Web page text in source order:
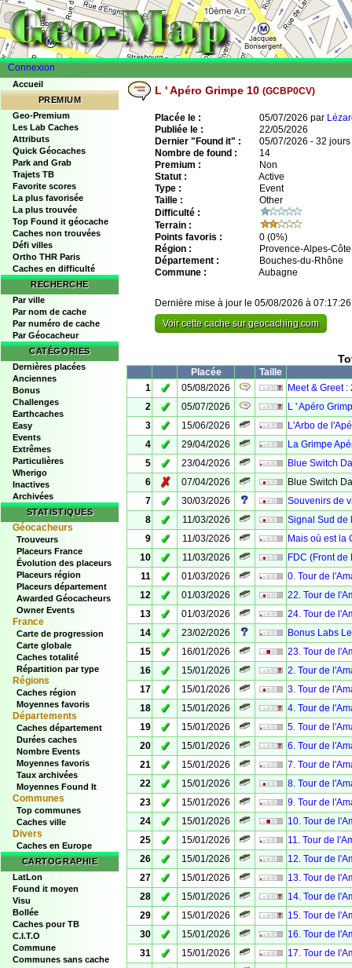
Connexion
Accueil
PREMIUM
Geo-Premium
Les Lab Caches
Attributs
Quick Géocaches
Park and Grab
Trajets TB
Favorite scores
La plus favorisée
La plus trouvée
Top Found it géocache
Caches non trouvées
Défi villes
Ortho THR Paris
Caches en difficulté
RECHERCHE
Par ville
Par nom de cache
Par numéro de cache
Par Géocacheur
CATÉGORIES
Dernières placées
Anciennes
Bonus
Challenges
Earthcaches
Easy
Events
Extrêmes
Particulières
Wherigo
Inactives
Archivées
STATISTIQUES
Géocacheurs
Trouveurs
Placeurs France
Évolution des placeurs
Placeurs région
Placeurs département
Awarded Géocacheurs
Owner Events
France
Carte de progression
Carte globale
Caches totalité
Répartition par type
Régions
Caches région
Moyennes favoris
Départements
Caches département
Durées caches
Nombre Events
Moyennes favoris
Taux archivées
Moyennes Found It
Communes
Top communes
Caches ville
Divers
Caches en Europe
CARTOGRAPHIE
LatLon
Found it moyen
Visu
Bollée
Caches pour TB
C.I.T.O
Commune
Communes sans cache
L ' Apéro Grimpe 10 (GCBP0CV)
Placée le : 05/07/2026 par
Publiée le :
22/05/2026
Dernier "Found it" :
05/07/2026 - 32 jours
Nombre de found :
14
Premium :
Non
Statut :
Active
Type :
Event
Taille :
Other
Difficulté :
Terrain :
Points favoris :
0 (0%)
Région :
Provence-Alpes-
Département :
Bouches-du-Rhône
Commune :
Aubagne
Dernière mise à jour le 05/08/2026 à 07:17:26
Voir cette cache sur geocaching.com
Placée
Taille
1
✓ 05/08/2026
Meet & Greet
2
✓ 05/07/2026
L ' Apéro
3
✓ 15/06/2026
L'Arbo de
4
✓ 29/04/2026
La Grimpe
5
✓ 23/04/2026
Blue Switch
6
✗ 07/04/2026
Blue Switch
7
✓ 30/03/2026
Souvenirs de
8
✓ 11/03/2026
Signal Sud de
9
✓ 11/03/2026
Mais où est la
10
✓ 11/03/2026
FDC (Front
11
✓ 01/03/2026
0. Tour de
12
✓ 01/03/2026
22. Tour de
13
✓ 01/03/2026
24. Tour de
14
✓ 23/02/2026
Bonus Labs
15
✓ 16/01/2026
23. Tour de
16
✓ 15/01/2026
2. Tour de
17
✓ 15/01/2026
3. Tour de
18
✓ 15/01/2026
4. Tour de
19
✓ 15/01/2026
5. Tour de
20
✓ 15/01/2026
6. Tour de
21
✓ 15/01/2026
7. Tour de
22
✓ 15/01/2026
8. Tour de
23
✓ 15/01/2026
9. Tour de
24
✓ 15/01/2026
10. Tour de
25
✓ 15/01/2026
11. Tour de
26
✓ 15/01/2026
12. Tour de
27
✓ 15/01/2026
13. Tour de
28
✓ 15/01/2026
14. Tour de
29
✓ 15/01/2026
15. Tour de
30
✓ 15/01/2026
16. Tour de
31
✓ 15/01/2026
17. Tour de